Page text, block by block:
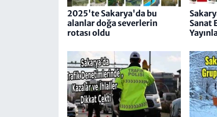
2025'te Sakarya'da bu
alanlar doğa severlerin
rotası oldu
Sanat